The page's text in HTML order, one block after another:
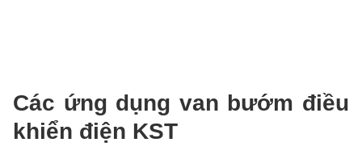
Các ứng dụng van bướm điều
khiển điện KST